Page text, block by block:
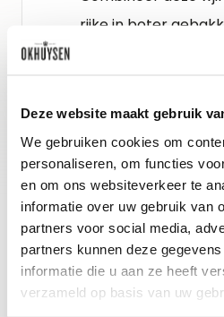
Deze website maakt gebruik
We gebruiken cookies om
personaliseren, om functies
en om ons websiteverkeer te
informatie over uw gebruik van
partners voor social media,
partners kunnen deze
informatie die u aan ze heeft
verzameld op basis van uw
rijke in boter
gerechten op
Gidsbeoordeling
Vinous : 94